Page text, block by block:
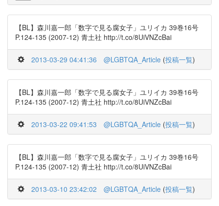
【BL】森川嘉一郎「数字で見る腐女子」ユリイカ 39巻16号
P.124-135 (2007-12) 青土社 http://t.co/8UiVNZcBai
2013-03-29 04:41:36 @LGBTQA_Article (投稿一覧)
【BL】森川嘉一郎「数字で見る腐女子」ユリイカ 39巻16号
P.124-135 (2007-12) 青土社 http://t.co/8UiVNZcBai
2013-03-22 09:41:53 @LGBTQA_Article (投稿一覧)
【BL】森川嘉一郎「数字で見る腐女子」ユリイカ 39巻16号
P.124-135 (2007-12) 青土社 http://t.co/8UiVNZcBai
2013-03-10 23:42:02 @LGBTQA_Article (投稿一覧)